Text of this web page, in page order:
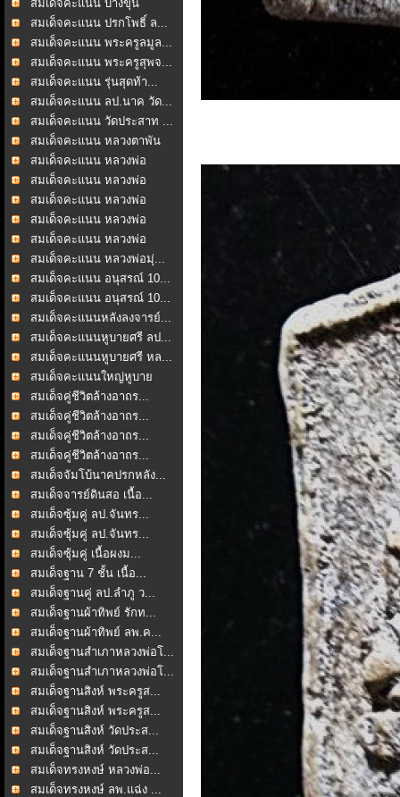
สมเด็จคะแนน บางขุน
พรหม...สมเด็จคะแนน ปรกโพธิ์ ล...
สมเด็จคะแนน พระครูลมูล...
สมเด็จคะแนน พระครูสุพจ...
สมเด็จคะแนน รุ่นสุดท้า...
สมเด็จคะแนน ลป.นาค วัด...
สมเด็จคะแนน วัดประสาท ...
สมเด็จคะแนน หลวงตาพัน
...
สมเด็จคะแนน หลวงพ่อ
ชาญ...สมเด็จคะแนน หลวงพ่อ
ชาญ...สมเด็จคะแนน หลวงพ่อ
ชาญ...สมเด็จคะแนน หลวงพ่อ
ชาญ...สมเด็จคะแนน หลวงพ่อ
ชาญ...สมเด็จคะแนน หลวงพ่อมุ่...
สมเด็จคะแนน อนุสรณ์ 10...
สมเด็จคะแนน อนุสรณ์ 10...
สมเด็จคะแนนหลังลงจารย์...
สมเด็จคะแนนหูบายศรี ลป...
สมเด็จคะแนนหูบายศรี หล...
สมเด็จคะแนนใหญ่หูบาย
ศร...
สมเด็จคู่ชีวิตล้างอาถร...
สมเด็จคู่ชีวิตล้างอาถร...
สมเด็จคู่ชีวิตล้างอาถร...
สมเด็จคู่ชีวิตล้างอาถร...
สมเด็จจัมโบ้นาคปรกหลัง...
สมเด็จจารย์ดินสอ เนื้อ...
สมเด็จซุ้มคู่ ลป.จันทร...
สมเด็จซุ้มคู่ ลป.จันทร...
สมเด็จซุ้มคู่ เนื้อผงม...
สมเด็จฐาน 7 ชั้น เนื้อ...
สมเด็จฐานคู่ ลป.ลำภู ว...
สมเด็จฐานผ้าทิพย์ รักท...
สมเด็จฐานผ้าทิพย์ ลพ.ค...
สมเด็จฐานสำเภาหลวงพ่อโ...
สมเด็จฐานสำเภาหลวงพ่อโ...
สมเด็จฐานสิงห์ พระครูส...
สมเด็จฐานสิงห์ พระครูส...
สมเด็จฐานสิงห์ วัดประส...
สมเด็จฐานสิงห์ วัดประส...
สมเด็จทรงหงษ์ หลวงพ่อ...
สมเด็จทรงหงษ์ ลพ.แฉ่ง ...